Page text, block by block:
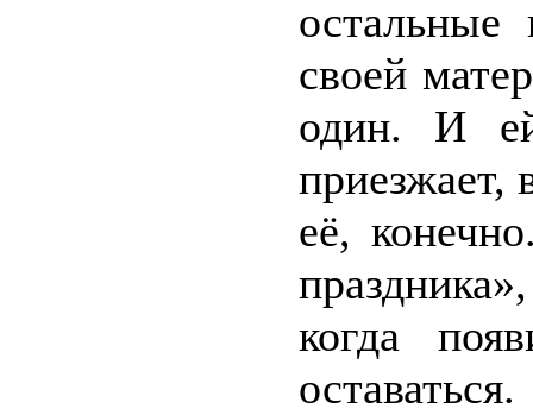
своей
один. И
приезжает,
её,
когда
оставаться.